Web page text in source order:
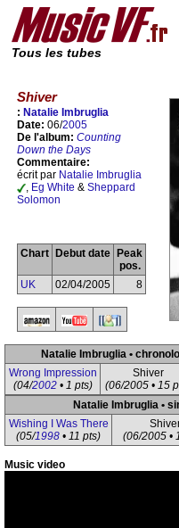
Tous les tubes
Shiver
: Natalie Imbruglia
Date: 06/2005
De l'album: Counting
Down the Days
Commentaire:
écrit par Natalie Imbruglia
, Eg White & Sheppard
Solomon
Chart Debut date
Peak
pos.
UK
02/04/2005 8
Natalie Imbruglia •
Wrong Impression
(04/2002• 1 pts)
Shiver
(06/2005 • 15
Natalie Imbruglia •
Wishing I Was There
(05/1998 • 11 pts)
(06/2005 •
Music video